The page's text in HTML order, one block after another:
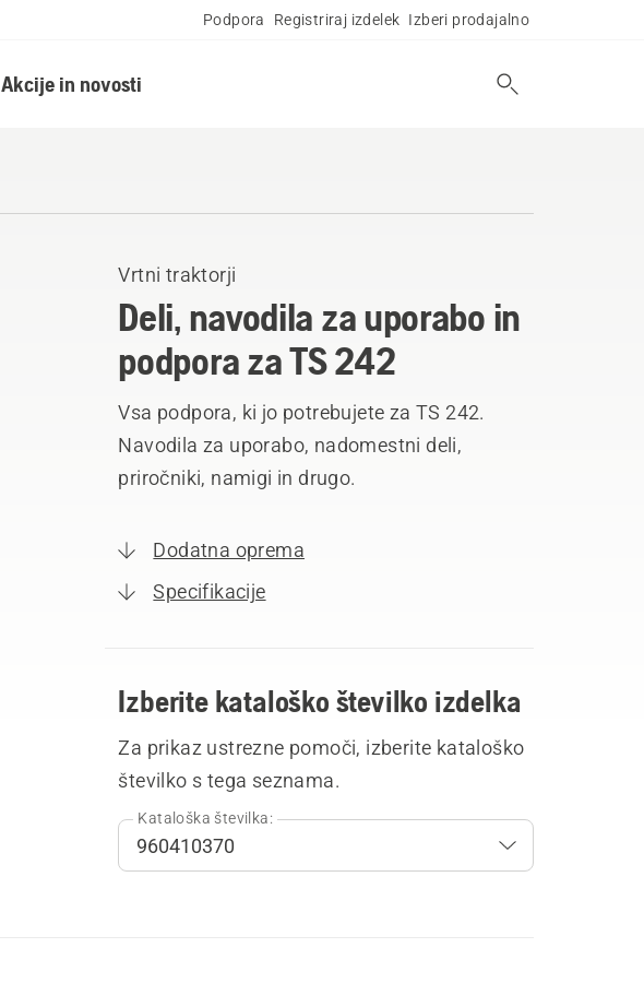
Podpora Registriraj izdelek Izberi prodajalno
Akcije in novosti
Vrtni traktorji
Deli, navodila za uporabo in
podpora za TS 242
Vsa podpora, ki jo potrebujete za TS 242.
Navodila za uporabo, nadomestni deli,
priročniki, namigi in drugo.
Dodatna oprema
Specifikacije
Izberite kataloško številko izdelka
Za prikaz ustrezne pomoči, izberite kataloško
številko s tega seznama.
Kataloška številka: